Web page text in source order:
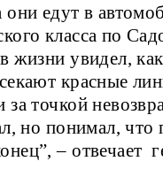
едут в
класса по
жизни увидел,
красные
точкой
но понимал,
– отвечает